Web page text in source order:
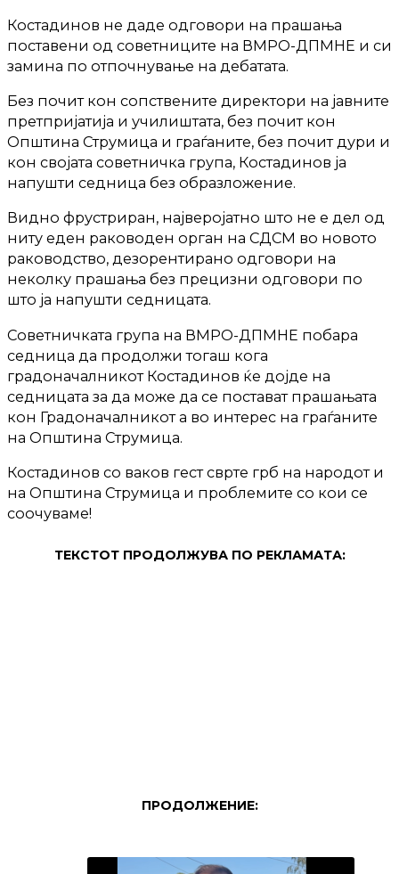
Костадинов не даде одговори на прашања
поставени од советниците на ВМРО-ДПМНЕ и си
замина по отпочнување на дебатата.
Без почит кон сопствените директори на јавните
претпријатија и училиштата, без почит кон
Општина Струмица и граѓаните, без почит дури и
кон својата советничка група, Костадинов ја
напушти седница без образложение.
Видно фрустриран, најверојатно што не е дел од
ниту еден раководен орган на СДСМ во новото
раководство, дезорентирано одговори на
неколку прашања без прецизни одговори по
што ја напушти седницата.
Советничката група на ВМРО-ДПМНЕ побара
седница да продолжи тогаш кога
градоначалникот Костадинов ќе дојде на
седницата за да може да се постават прашањата
кон Градоначалникот а во интерес на граѓаните
на Општина Струмица.
Костадинов со ваков гест сврте грб на народот и
на Општина Струмица и проблемите со кои се
соочуваме!
ТЕКСТОТ ПРОДОЛЖУВА ПО РЕКЛАМАТА:
ПРОДОЛЖЕНИЕ: